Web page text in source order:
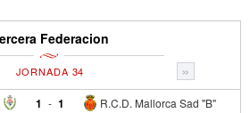
Federacion
»
JORNADA 34
1 - R.C.D. Mallorca Sad "B"
1